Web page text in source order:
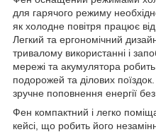
для гарячого режиму
як холодне повітря працює
Легкий та ергономічний
тривалому використанні і
мережі та акумулятора
подорожей та ділових
зручне поповнення енергії
Фен компактний і легко
кейсі, що робить його